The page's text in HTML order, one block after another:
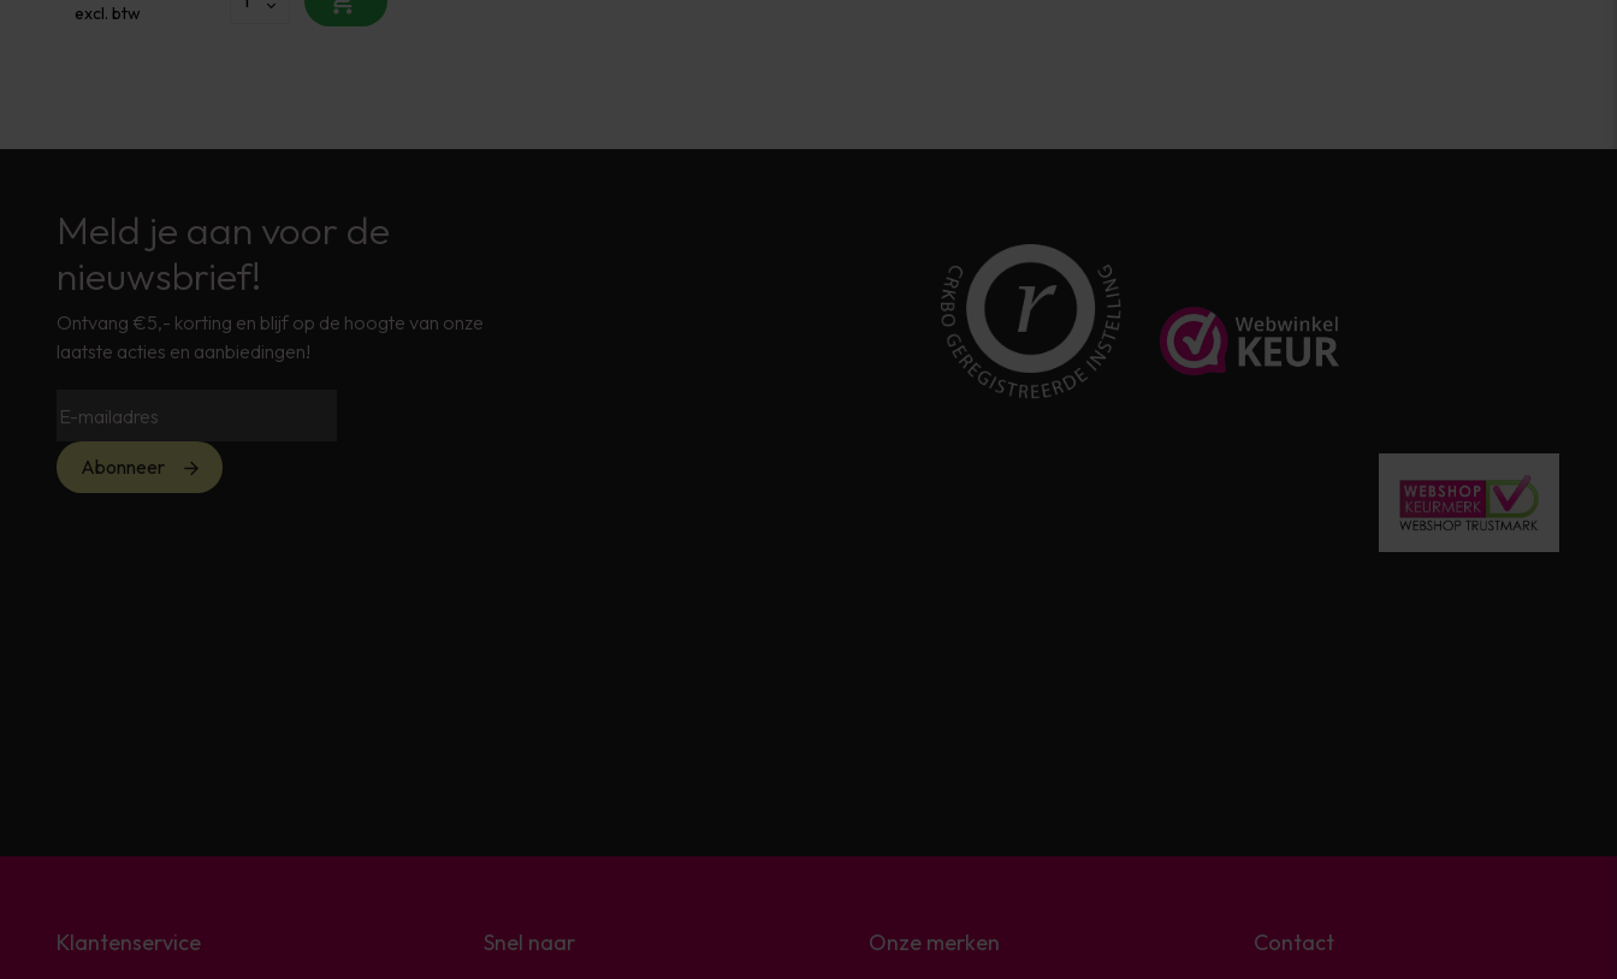
excl. btw
Meld je aan voor de
nieuwsbrief!
Ontvang €5,- korting en blijf op de hoogte van onze
laatste acties en aanbiedingen!
Abonneer
Klantenservice Snel naar Onze merken Contact